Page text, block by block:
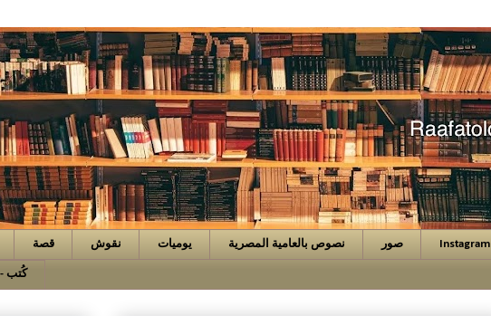
قصة نقوش يوميات نصوص بالعامية المصرية صور Instagram
Books - كُتب